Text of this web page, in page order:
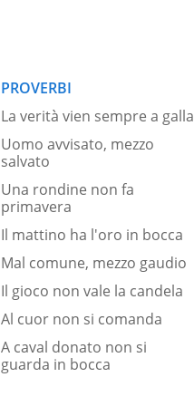
PROVERBI
La verità vien sempre a galla
Uomo avvisato, mezzo
salvato
Una rondine non fa
primavera
Il mattino ha l'oro in bocca
Mal comune, mezzo gaudio
Il gioco non vale la candela
Al cuor non si comanda
A caval donato non si
guarda in bocca